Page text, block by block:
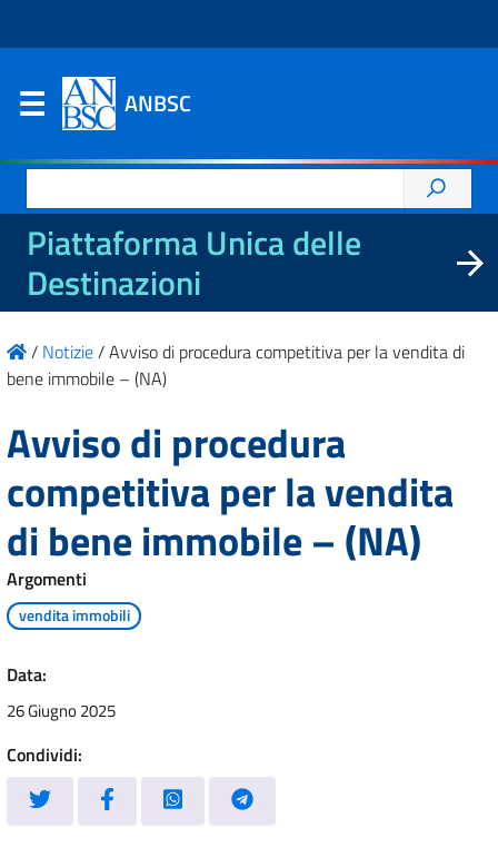
ANBSC
per:
Piattaforma Unica delle
Destinazioni
/ Notizie/Avviso di procedura competitiva per la vendita di
bene immobile – (NA)
Avviso di procedura
competitiva per la vendita
di bene immobile – (NA)
Argomenti
vendita immobili
Data:
26 Giugno 2025
Condividi: